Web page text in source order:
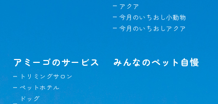
アクア
今月のいちおし小動物
今月のいちおしアクア
アミーゴのサービス
トリミングサロン
ペットホテル
ドッグ
みんなのペット自慢